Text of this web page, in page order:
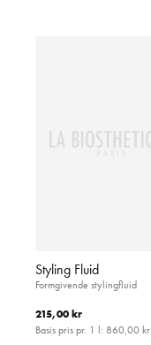
Styling Fluid
Formgivende stylingfluid
215,00 kr
Basis pris pr. 1 l: 860,00 kr